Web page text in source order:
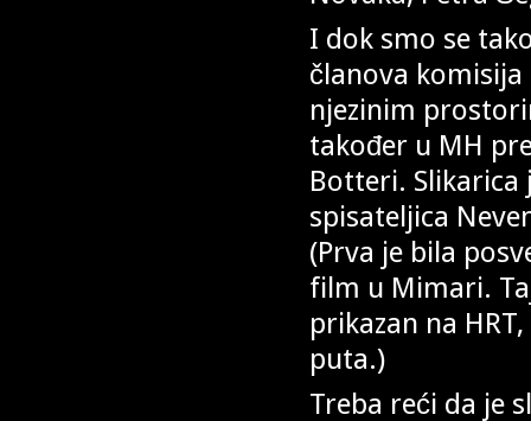
I dok smo se
članova
njezinim
također u MH
Botteri. Slikarica
spisateljica
(Prva je bila
film u Mimari.
prikazan na
puta.)
Treba reći da je